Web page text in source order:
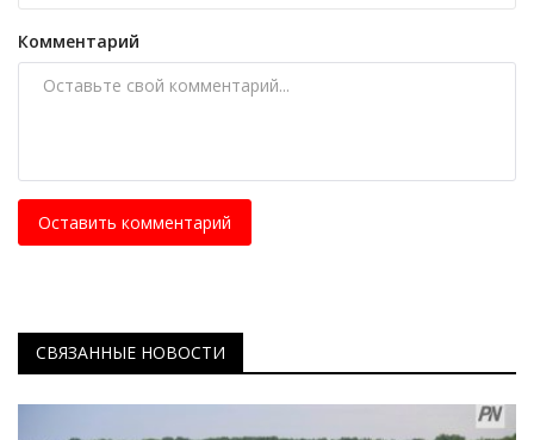
Комментарий
Оставить комментарий
СВЯЗАННЫЕ НОВОСТИ